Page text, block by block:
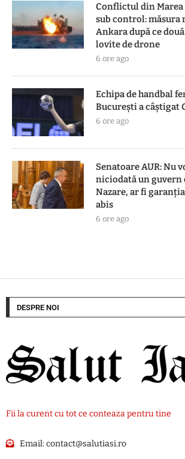
Conflictul din Marea
sub control: măsura
Ankara după ce
lovite de drone
6 ore ago
Echipa de handbal
Bucureşti a câştigat
6 ore ago
Senatoare AUR: Nu
niciodată un guvern
Nazare, ar fi
abis
6 ore ago
DESPRE NOI
Fii la curent cu tot ce conteaza pentru tine
Email:contact@salutiasi.ro